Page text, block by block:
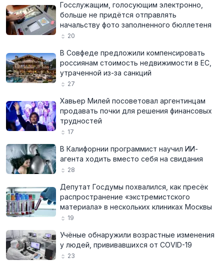
Госслужащим, голосующим электронно,
больше не придётся отправлять
начальству фото заполненного бюллетеня
20
В Совфеде предложили компенсировать
россиянам стоимость недвижимости в ЕС,
утраченной из-за санкций
27
Хавьер Милей посоветовал аргентинцам
продавать почки для решения финансовых
трудностей
17
В Калифорнии программист научил ИИ-
агента ходить вместо себя на свидания
28
Депутат Госдумы похвалился, как пресёк
распространение «экстремистского
материала» в нескольких клиниках Москвы
19
Учёные обнаружили возрастные изменения
у людей, прививавшихся от COVID-19
23